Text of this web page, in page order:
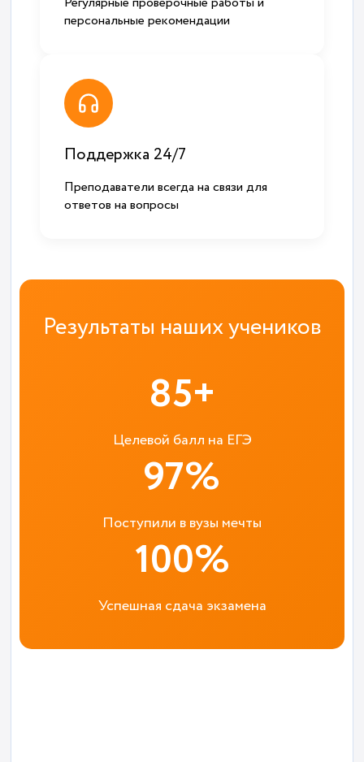
персональные рекомендации
Поддержка 24/7
Преподаватели всегда на связи для
ответов на вопросы
Результаты наших учеников
85+
Целевой балл на ЕГЭ
97%
Поступили в вузы мечты
100%
Успешная сдача экзамена